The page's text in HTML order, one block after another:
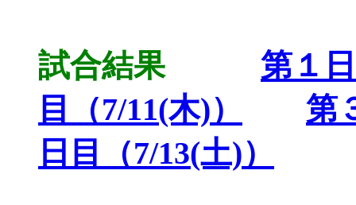
試合結果
第１
目（7/11(木)）
第
日目（7/13(土)）